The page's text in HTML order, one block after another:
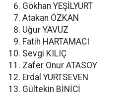
Gökhan YEŞİLYURT
Atakan ÖZKAN
Uğur YAVUZ
Fatih HARTAMACI
Sevgi KILIÇ
Zafer Onur ATASOY
Erdal YURTSEVEN
Gültekin BİNİCİ